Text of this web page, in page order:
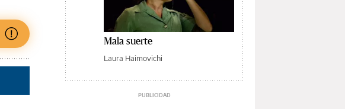
Mala suerte
Laura Haimovichi